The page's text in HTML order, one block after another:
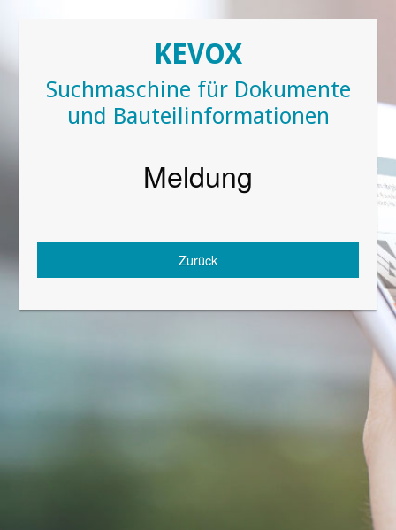
KEVOX
Suchmaschine für Dokumente
und Bauteilinformationen
Meldung
Zurück